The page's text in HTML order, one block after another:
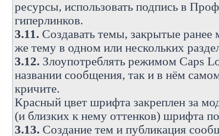
ресурсы, использовать подпись в
гиперлинков.
3.11. Создавать темы, закрытые ранее
же тему в одном или нескольких
3.12. Злоупотреблять режимом Caps
названии сообщения, так и в нём
кричите.
Красный цвет шрифта закреплен за
(и близких к нему оттенков) шрифта
3.13. Создание тем и публикация